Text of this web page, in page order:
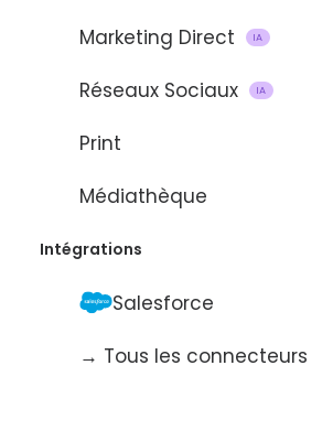
Marketing Direct
IA
Réseaux Sociaux IA
Print
Médiathèque
Intégrations
Salesforce
→ Tous les connecteurs
CAS CLIENTS
Mise en place
Facebook ads